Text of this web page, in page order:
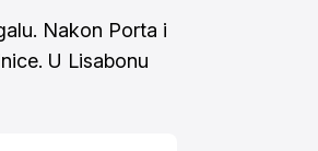
Nakon Porta i
U Lisabonu